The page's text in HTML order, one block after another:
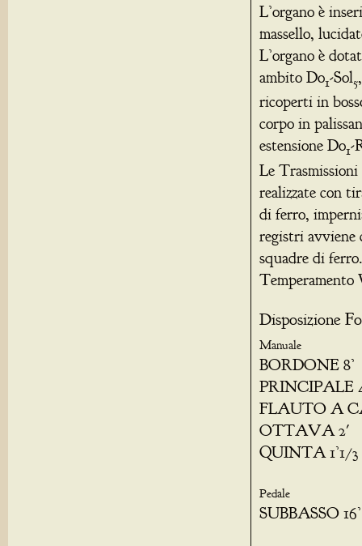
L’organo è
massello,
L’organo è
ambito Do1-Sol5
ricoperti in
corpo in
estensione Do1-
Le
realizzate con
di ferro,
registri avviene
squadre di ferro.
Disposizione
Manuale
BORDONE 8’
PRINCIPALE
FLAUTO A
OTTAVA 2'
QUINTA 1’1/3
Pedale
SUBBASSO 16’